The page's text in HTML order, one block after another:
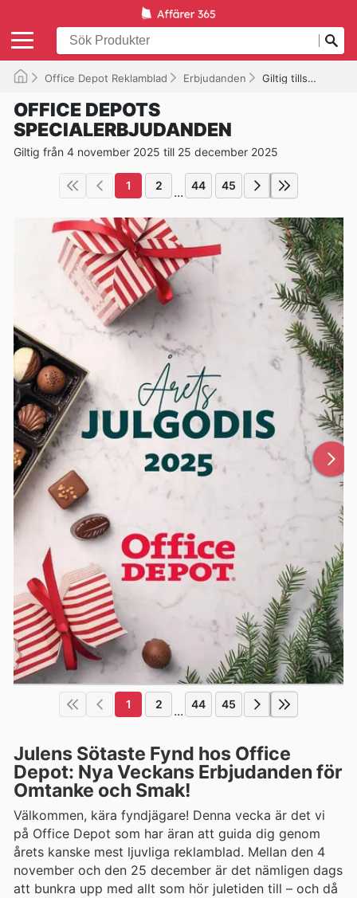
Office Depot Reklamblad Erbjudanden Giltig tills 2025-12-25
OFFICE DEPOTS
SPECIALERBJUDANDEN
Giltig från 4 november 2025 till 25 december 2025
1 2 ... 44 45
1 2 ... 44 45
Julens Sötaste Fynd hos Office
Depot: Nya Veckans Erbjudanden för
Omtanke och Smak!
Välkommen, kära fyndjägare! Denna vecka är det vi
på Office Depot som har äran att guida dig genom
årets kanske mest ljuvliga reklamblad. Mellan den 4
november och den 25 december är det nämligen dags
att bunkra upp med allt som hör juletiden till – och då